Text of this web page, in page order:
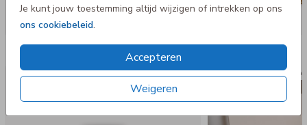
Je kunt jouw toestemming altijd wijzigen of intrekken op ons
ons cookiebeleid.
Accepteren
Weigeren
Nog meer in deze stijl
Dopper Steel Luxe